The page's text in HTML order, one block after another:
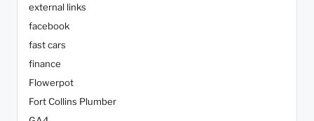
external links
facebook
fast cars
finance
Flowerpot
Fort Collins Plumber